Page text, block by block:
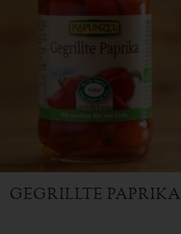
GEGRILLTE PAPRIKA
3,99 €